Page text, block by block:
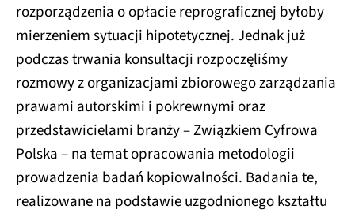
rozporządzenia o opłacie reprograficznej byłoby
mierzeniem sytuacji hipotetycznej. Jednak już
podczas trwania konsultacji rozpoczęliśmy
rozmowy z organizacjami zbiorowego zarządzania
prawami autorskimi i pokrewnymi oraz
przedstawicielami branży – Związkiem Cyfrowa
Polska – na temat opracowania metodologii
prowadzenia badań kopiowalności. Badania te,
realizowane na podstawie uzgodnionego kształtu